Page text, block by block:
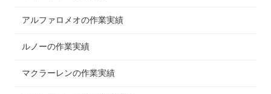
アルファロメオの作業実績
ルノーの作業実績
マクラーレンの作業実績